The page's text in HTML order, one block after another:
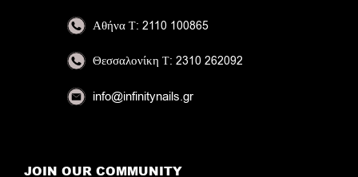
ΑθήναΤ: 2110 100865
ΘεσσαλονίκηΤ: 2310 262092
info@infinitynails.gr
JOIN OUR COMMUNITY